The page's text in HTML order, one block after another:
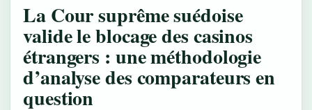
La Cour suprême suédoise
valide le blocage des casinos
étrangers : une méthodologie
d’analyse des comparateurs en
question